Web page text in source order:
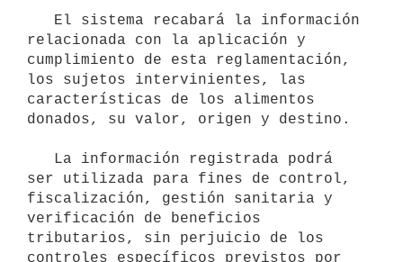
relacionada con la aplicación y
cumplimiento de esta reglamentación,
los sujetos intervinientes, las
características de los alimentos
donados, su valor, origen y destino.
ser utilizada para fines de control,
fiscalización, gestión sanitaria y
verificación de beneficios
tributarios, sin perjuicio de los
controles específicos previstos por